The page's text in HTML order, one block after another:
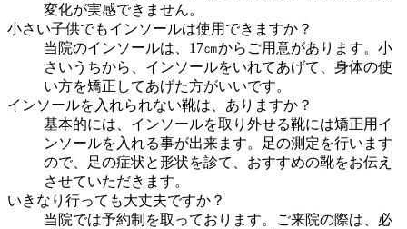
変化が実感できません。
小さい子供でもインソールは使用できますか？
当院のインソールは、17㎝からご用意があります。小
さいうちから、インソールをいれてあげて、身体の使
い方を矯正してあげた方がいいです。
インソールを入れられない靴は、ありますか？
基本的には、インソールを取り外せる靴には矯正用イ
ンソールを入れる事が出来ます。足の測定を行います
ので、足の症状と形状を診て、おすすめの靴をお伝え
させていただきます。
いきなり行っても大丈夫ですか？
当院では予約制を取っております。ご来院の際は、必